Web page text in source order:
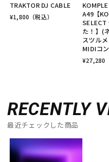
TRAKTOR DJ CABLE
¥1,800 （税込）
A49【
SELECT
た！】(
スツル
MIDIコ
¥27,280
RECENTLY
最近チェックした商品